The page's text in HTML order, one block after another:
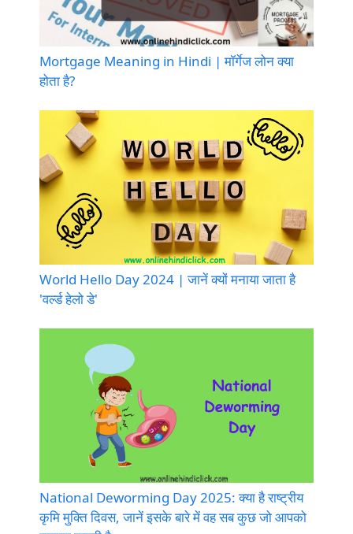
Mortgage Meaning in Hindi | मॉर्गेज लोन क्या
होता है?
World Hello Day 2024 | जानें क्यों मनाया जाता है
'वर्ल्ड हेलो डे'
National Deworming Day 2025: क्या है राष्ट्रीय
कृमि मुक्ति दिवस, जानें इसके बारे में वह सब कुछ जो आपको